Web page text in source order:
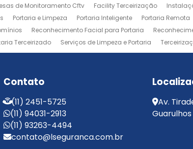
de Monitoramento Cftv Facility Terceirização
Portaria e Limpeza Portaria Inteligente Portaria Remota
Reconhecimento Facial para Portaria
Terceirizado Serviços de Limpeza e Portaria
Contato
(11) 2451-5725
(11) 94031-2913
(11) 93263-4494
contato@lseguranca.com.br
Av.